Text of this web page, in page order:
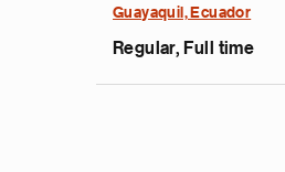
Guayaquil, Ecuador
Regular, Full time